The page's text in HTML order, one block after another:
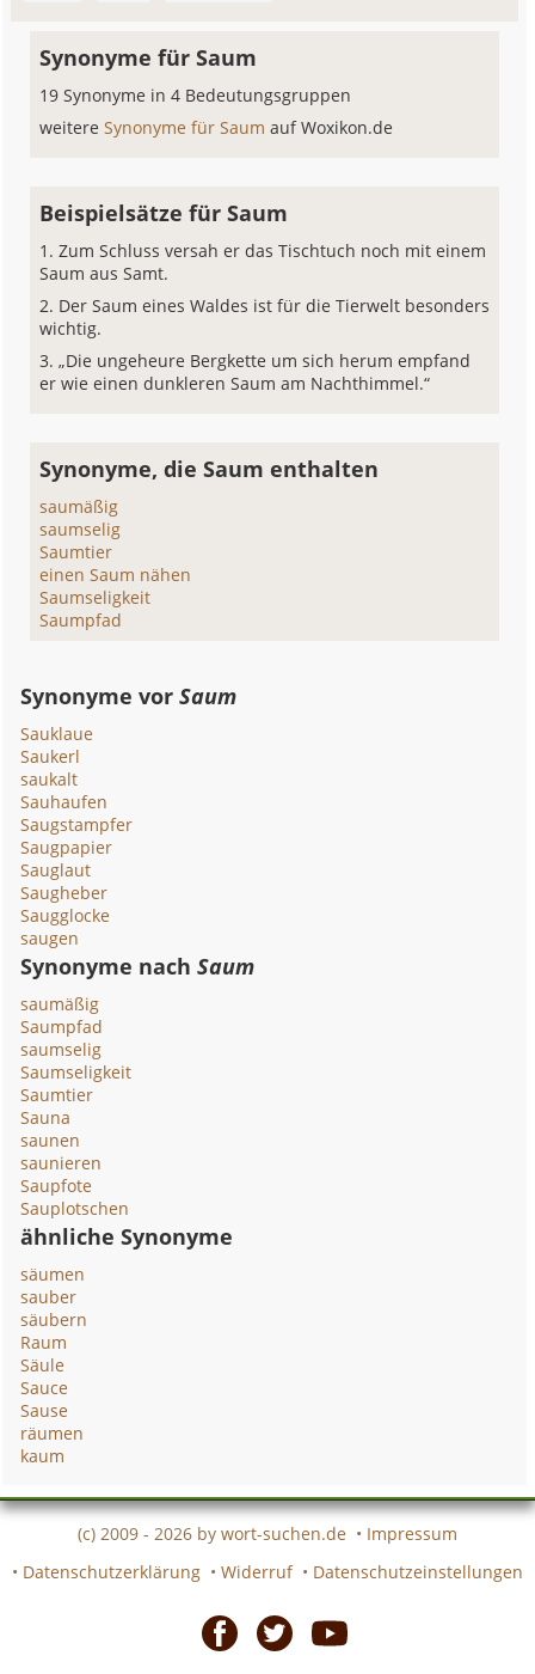
Synonyme für Saum
19 Synonyme in 4 Bedeutungsgruppen
weitereSynonyme für Saumauf Woxikon.de
Beispielsätze für Saum
Zum Schluss versah er das Tischtuch noch mit einem
Saum aus Samt.
Der Saum eines Waldes ist für die Tierwelt besonders
wichtig.
„Die ungeheure Bergkette um sich herum empfand
er wie einen dunkleren Saum am Nachthimmel.“
Synonyme, die Saum enthalten
saumäßig
saumselig
Saumtier
einen Saum nähen
Saumseligkeit
Saumpfad
Synonyme vorSaum
Sauklaue
Saukerl
saukalt
Sauhaufen
Saugstampfer
Saugpapier
Sauglaut
Saugheber
Saugglocke
saugen
Synonyme nachSaum
saumäßig
Saumpfad
saumselig
Saumseligkeit
Saumtier
Sauna
saunen
saunieren
Saupfote
Sauplotschen
ähnliche Synonyme
säumen
sauber
säubern
Raum
Säule
Sauce
Sause
räumen
kaum
(c) 2009 - 2026 by wort-suchen.de • Impressum
• Datenschutzerklärung • Widerruf • Datenschutzeinstellungen